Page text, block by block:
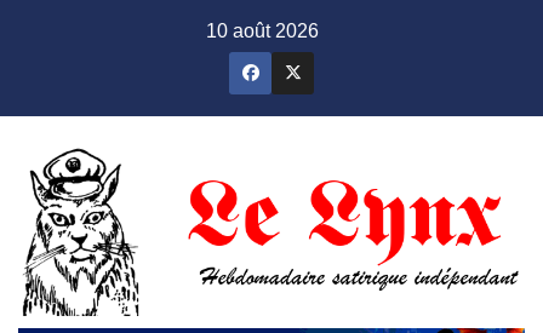
10 août 2026